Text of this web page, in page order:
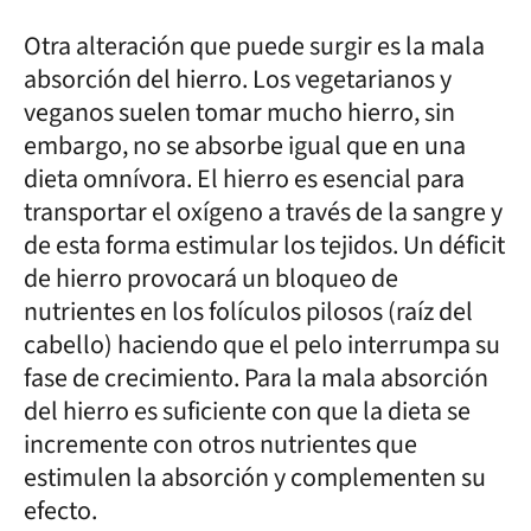
Otra alteración que puede surgir es la mala
absorción del hierro. Los vegetarianos y
veganos suelen tomar mucho hierro, sin
embargo, no se absorbe igual que en una
dieta omnívora. El hierro es esencial para
transportar el oxígeno a través de la sangre y
de esta forma estimular los tejidos. Un déficit
de hierro provocará un bloqueo de
nutrientes en los folículos pilosos (raíz del
cabello) haciendo que el pelo interrumpa su
fase de crecimiento. Para la mala absorción
del hierro es suficiente con que la dieta se
incremente con otros nutrientes que
estimulen la absorción y complementen su
efecto.